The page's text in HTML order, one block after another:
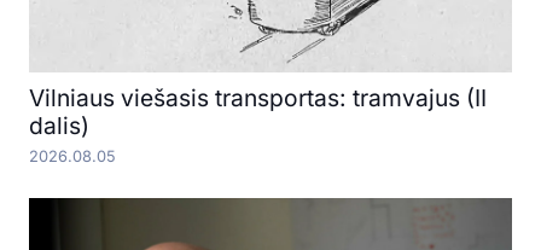
Vilniaus viešasis transportas: tramvajus (II
dalis)
2026.08.05